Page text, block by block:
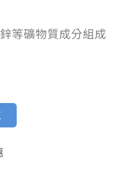
等礦物質成分組成